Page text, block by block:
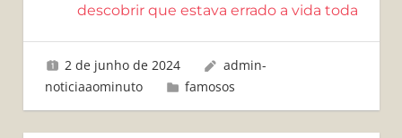
descobrir que estava errado a vida toda
2 de junho de 2024
admin-
noticiaaominuto
famosos